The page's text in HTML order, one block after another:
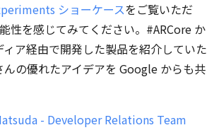
ショーケースをご覧いただ
性を感じてみてください。#ARCore か
ア経由で開発した製品を紹介していた
の優れたアイデアを Google からも共
- Developer Relations Team